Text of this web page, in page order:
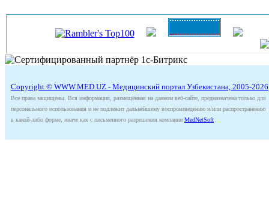
Copyright © WWW.MED.UZ - Медицинский портал Узбекистана, 2005-2026
Все права защищены. Вся информация, размещённая на данном веб-сайте, предназначена только для
персонального использования и не подлежит дальнейшему воспроизведению и/или распространению
в какой-либо форме, иначе как с письменного разрешения компании MedNetSoft